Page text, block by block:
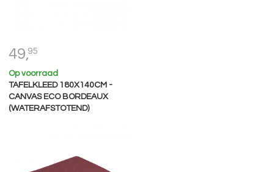
49,95
Op voorraad
TAFELKLEED 180X140CM -
CANVAS ECO BORDEAUX
(WATERAFSTOTEND)